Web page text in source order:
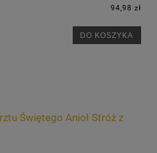
94,98 zł
DO KOSZYKA
Świętego Anioł Stróż z